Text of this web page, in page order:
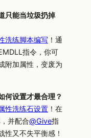
只能当垃圾扔掉
洗练脚本编写 ！通
指令，你可
附加属性，变废为
何设置才最合理？
性洗练石设置 ！在
并配合@Give指
性又不失平衡感！